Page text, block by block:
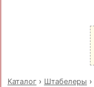
Каталог› Штабелеры ›